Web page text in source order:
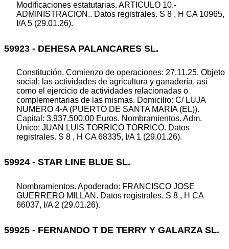
Modificaciones estatutarias. ARTICULO 10.-
ADMINISTRACION.. Datos registrales. S 8 , H CA 10965,
I/A 5 (29.01.26).
59923 - DEHESA PALANCARES SL.
Constitución. Comienzo de operaciones: 27.11.25. Objeto
social: las actividades de agricultura y ganadería, así
como el ejercicio de actividades relacionadas o
complementarias de las mismas. Domicilio: C/ LUJA
NUMERO 4-A (PUERTO DE SANTA MARIA (EL)).
Capital: 3.937.500,00 Euros. Nombramientos. Adm.
Unico: JUAN LUIS TORRICO TORRICO. Datos
registrales. S 8 , H CA 68335, I/A 1 (29.01.26).
59924 - STAR LINE BLUE SL.
Nombramientos. Apoderado: FRANCISCO JOSE
GUERRERO MILLAN. Datos registrales. S 8 , H CA
66037, I/A 2 (29.01.26).
59925 - FERNANDO T DE TERRY Y GALARZA SL.